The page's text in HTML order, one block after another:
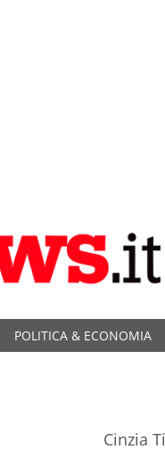
POLITICA & ECONOMIA
Cinzia